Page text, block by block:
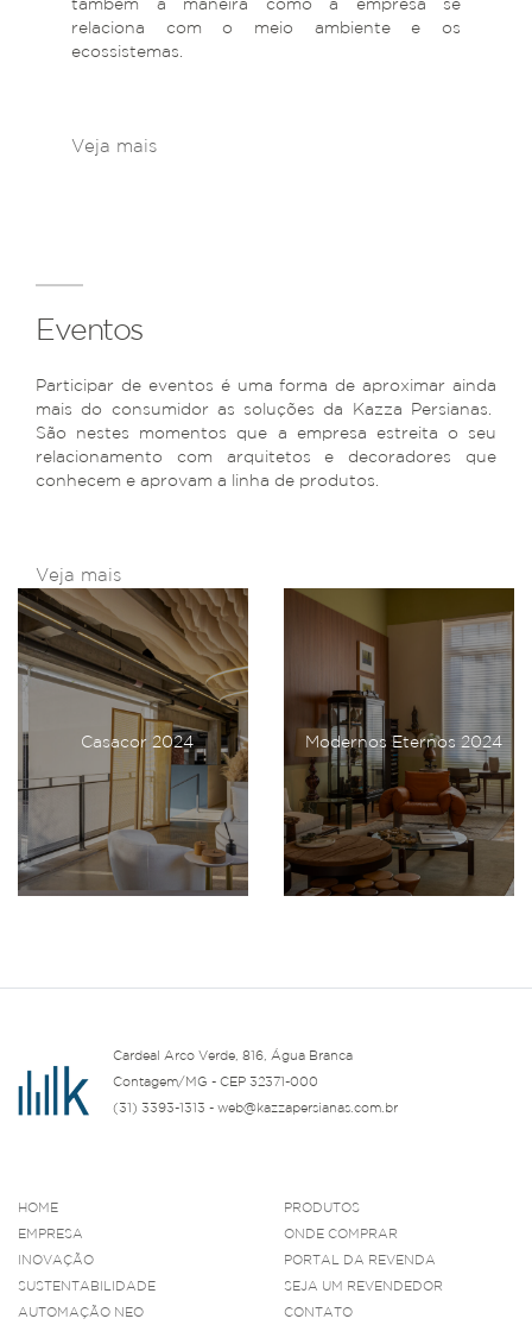
relaciona com o meio ambiente e os
ecossistemas.
Veja mais
Eventos
Participar de eventos é uma forma de aproximar ainda
mais do consumidor as soluções da Kazza Persianas.
São nestes momentos que a empresa estreita o seu
relacionamento com arquitetos e decoradores que
conhecem e aprovam a linha de produtos.
Veja mais
Casacor 2024 Modernos Eternos 2024
Cardeal Arco Verde, 816, Água Branca
Contagem/MG - CEP 32371-000
(31) 3393-1313 - web@kazzapersianas.com.br
HOME
EMPRESA
INOVAÇÃO
SUSTENTABILIDADE
AUTOMAÇÃO NEO
PRODUTOS
ONDE COMPRAR
PORTAL DA REVENDA
SEJA UM REVENDEDOR
CONTATO